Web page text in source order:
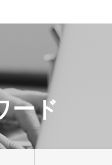
ード